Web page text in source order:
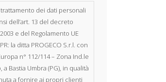
dei dati personali
dell’art. 13 del decreto
e del Regolamento UE
la ditta PROGECO S.r.l. con
n° 112/114 – Zona Ind.le
Bastia Umbra (PG), in qualità
a fornire ai propri clienti